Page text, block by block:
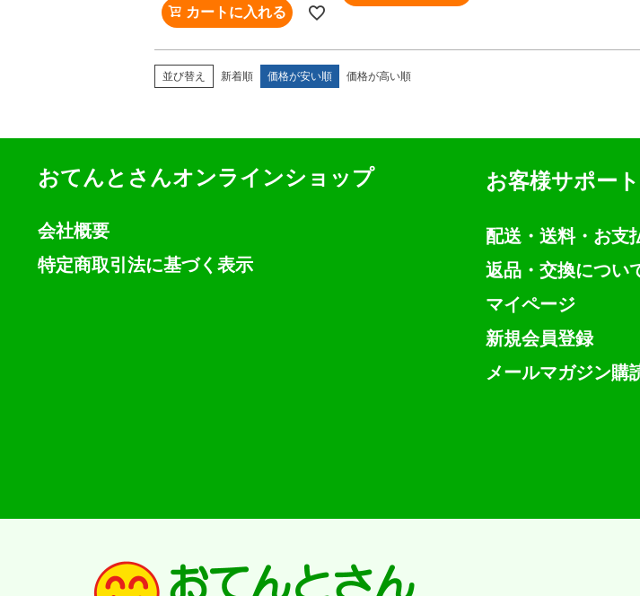
カートに入れる
並び替え 新着順 価格が安い順 価格が高い順
おてんとさんオンラインショップ
会社概要
特定商取引法に基づく表示
お客様サポート
配送・送料・お支
返品・交換につい
マイページ
新規会員登録
メールマガジン購